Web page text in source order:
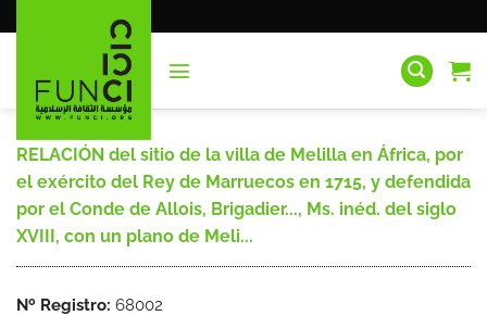
al
RELACIÓN del sitio de la villa de Melilla en África, por
el exército del Rey de Marruecos en 1715, y defendida
por el Conde de Allois, Brigadier..., Ms. inéd. del siglo
XVIII, con un plano de Meli...
Nº Registro: 68002